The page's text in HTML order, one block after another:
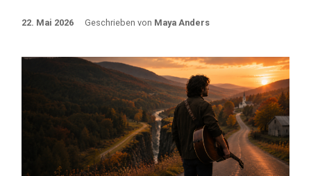
22. Mai 2026 Geschrieben von Maya Anders